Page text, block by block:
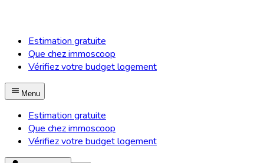
Estimation gratuite
Que chez immoscoop
Vérifiez votre budget logement
Menu
Estimation gratuite
Que chez immoscoop
Vérifiez votre budget logement